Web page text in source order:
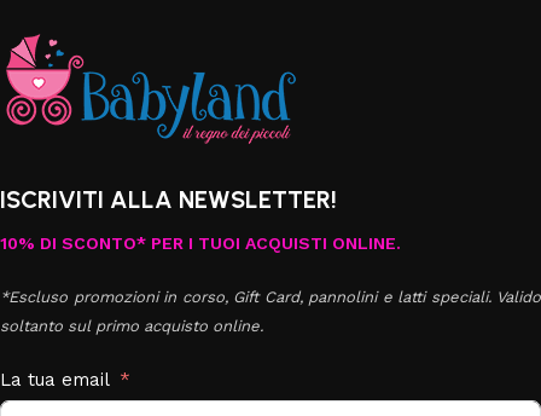
ISCRIVITI ALLA NEWSLETTER!
10% DI SCONTO* PER I TUOI ACQUISTI ONLINE.
*Escluso promozioni in corso, Gift Card, pannolini e latti speciali. Valido
soltanto sul primo acquisto online.
La tua email